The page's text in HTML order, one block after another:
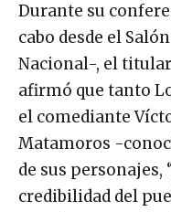
Durante su
cabo desde el
Nacional-, el
afirmó que tanto
el comediante
Matamoros ​-
de sus personajes,
credibilidad del